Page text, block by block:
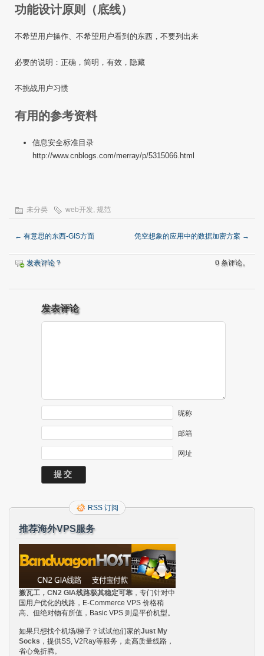
功能设计原则（底线）
不希望用户操作、不希望用户看到的东西，不要列出来
必要的说明：正确，简明，有效，隐藏
不挑战用户习惯
有用的参考资料
信息安全标准目录
http://www.cnblogs.com/merray/p/5315066.html
未分类 web开发, 规范
← 有意思的东西-GIS方面 凭空想象的应用中的数据加密方案 →
发表评论？ 0 条评论。
发表评论
昵称
邮箱
网址
RSS 订阅
推荐海外VPS服务
搬瓦工，CN2 GIA线路极其稳定可靠 ，专门针对中
国用户优化的线路，E-Commerce VPS 价格稍
高、但绝对物有所值，Basic VPS 则是平价机型。
如果只想找个机场/梯子？试试他们家的Just My
Socks ，提供SS, V2Ray等服务，走高质量线路，
省心免折腾。